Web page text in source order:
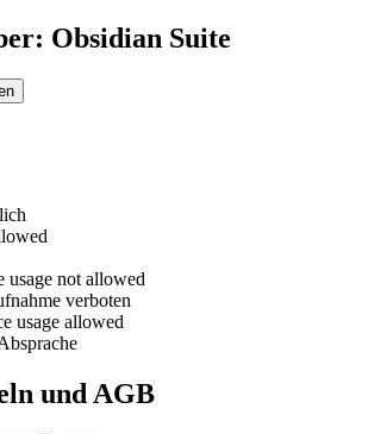
Obsidian Suite
verboten
und AGB